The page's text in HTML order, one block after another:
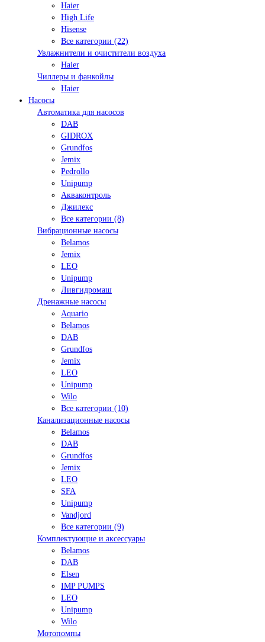
Haier
High Life
Hisense
Все категории (22)
Увлажнители и очистители воздуха
Haier
Чиллеры и фанкойлы
Haier
Насосы
Автоматика для насосов
DAB
GIDROX
Grundfos
Jemix
Pedrollo
Unipump
Акваконтроль
Джилекс
Все категории (8)
Вибрационные насосы
Belamos
Jemix
LEO
Unipump
Ливгидромаш
Дренажные насосы
Aquario
Belamos
DAB
Grundfos
Jemix
LEO
Unipump
Wilo
Все категории (10)
Канализационные насосы
Belamos
DAB
Grundfos
Jemix
LEO
SFA
Unipump
Vandjord
Все категории (9)
Комплектующие и аксессуары
Belamos
DAB
Elsen
IMP PUMPS
LEO
Unipump
Wilo
Мотопомпы